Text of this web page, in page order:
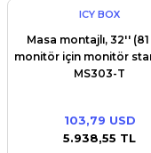
ICY BOX
Masa montajlı, 32''
monitör için monitör
MS303-T
103,79 USD
5.938,55 TL